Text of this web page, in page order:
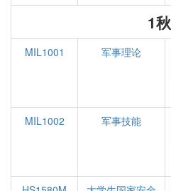
1秋
MIL1001 军事理论
MIL1002
军事技能